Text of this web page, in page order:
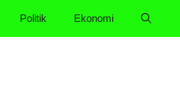
Politik Ekonomi